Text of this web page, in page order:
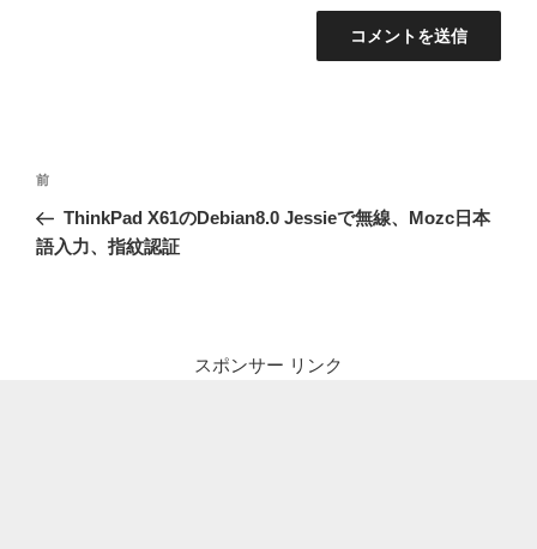
投
ナ
前
の
投
前
ThinkPad X61のDebian8.0 Jessieで無線、Mozc日本
語入力、指紋認証
スポンサー リンク